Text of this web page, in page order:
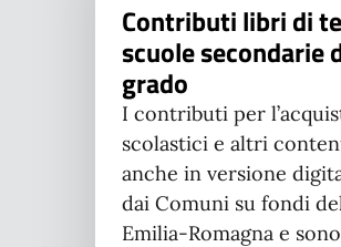
Contributi libri di
scuole secondarie
grado
I contributi per
scolastici e altri
anche in versione
dai Comuni su fondi
Emilia-Romagna e